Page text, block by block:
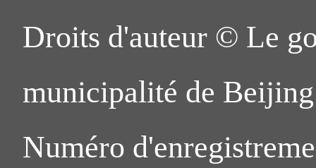
Droits d'auteur © Le
municipalité de
Numéro